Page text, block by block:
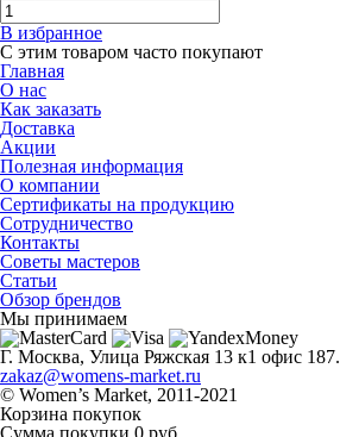
В избранное
С этим товаром часто покупают
Главная
О нас
Как заказать
Доставка
Акции
Полезная информация
О компании
Сертификаты на продукцию
Сотрудничество
Контакты
Советы мастеров
Статьи
Обзор брендов
Мы принимаем
Г. Москва, Улица Ряжская 13 к1 офис 187.
zakaz@womens-market.ru
© Women’s Market, 2011-2021
Корзина покупок
Сумма покупки 0 руб.